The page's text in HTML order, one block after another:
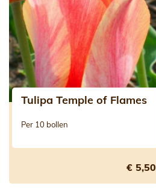
Tulipa Temple of Flames
Per 10 bollen
€ 5,50